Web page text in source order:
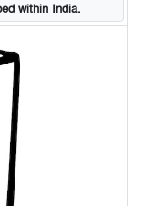
within India.